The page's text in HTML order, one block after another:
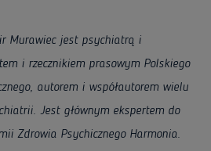
Murawiec jest psychiatrą i
i rzecznikiem prasowym Polskiego
autorem i współautorem wielu
Jest głównym ekspertem do
Zdrowia Psychicznego Harmonia.